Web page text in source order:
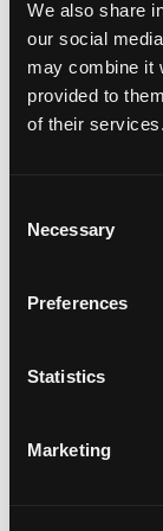
We also share
our social
may combine it
provided to
of their services.
Selection
Necessary
Preferences
Statistics
Marketing
Para
mezcla
todos los
en el centro
Cubra con la
This